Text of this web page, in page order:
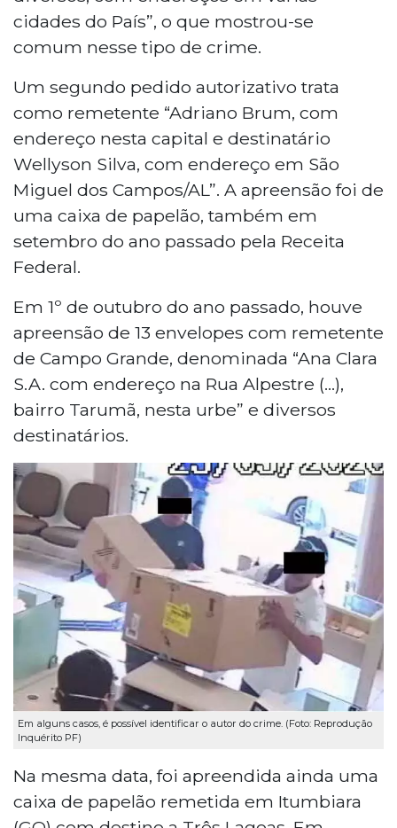
cidades do País”, o que mostrou-se
comum nesse tipo de crime.
Um segundo pedido autorizativo trata
como remetente “Adriano Brum, com
endereço nesta capital e destinatário
Wellyson Silva, com endereço em São
Miguel dos Campos/AL”. A apreensão foi de
uma caixa de papelão, também em
setembro do ano passado pela Receita
Federal.
Em 1º de outubro do ano passado, houve
apreensão de 13 envelopes com remetente
de Campo Grande, denominada “Ana Clara
S.A. com endereço na Rua Alpestre (...),
bairro Tarumã, nesta urbe” e diversos
destinatários.
Em alguns casos, é possível identificar o autor do crime. (Foto: Reprodução
Inquérito PF)
Na mesma data, foi apreendida ainda uma
caixa de papelão remetida em Itumbiara